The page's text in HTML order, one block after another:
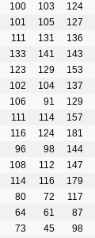
100 103 124
101 105 127
111 131 136
133 141 143
123 129 153
102 104 137
106 91 129
111 114 157
116 124 181
96 98 144
108 112 147
114 116 179
80 72 117
64 61 87
73 45 98